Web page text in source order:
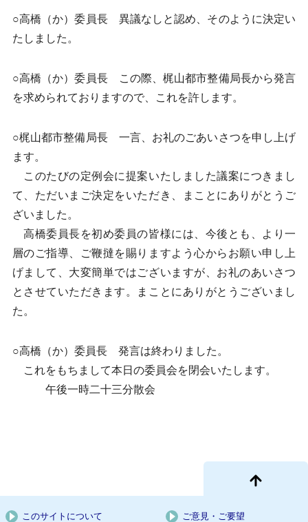
○高橋（か）委員長 異議なしと認め、そのように決定い
たしました。
○高橋（か）委員長 この際、梶山都市整備局長から発言
を求められておりますので、これを許します。
○梶山都市整備局長 一言、お礼のごあいさつを申し上げ
ます。
このたびの定例会に提案いたしました議案につきまし
て、ただいまご決定をいただき、まことにありがとうご
ざいました。
高橋委員長を初め委員の皆様には、今後とも、より一
層のご指導、ご鞭撻を賜りますよう心からお願い申し上
げまして、大変簡単ではございますが、お礼のあいさつ
とさせていただきます。まことにありがとうございまし
た。
○高橋（か）委員長 発言は終わりました。
これをもちまして本日の委員会を閉会いたします。
午後一時二十三分散会
このサイトについて ご意見・ご要望